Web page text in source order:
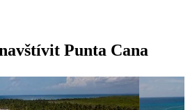
Punta Cana